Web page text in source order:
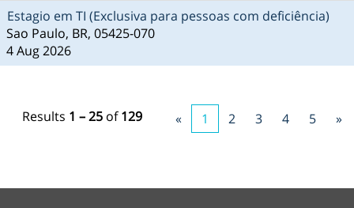
Estagio em TI (Exclusiva para pessoas com deficiência)
Sao Paulo, BR, 05425-070
4 Aug 2026
Results 1 – 25 of129 « 1 2 3 4 5 »